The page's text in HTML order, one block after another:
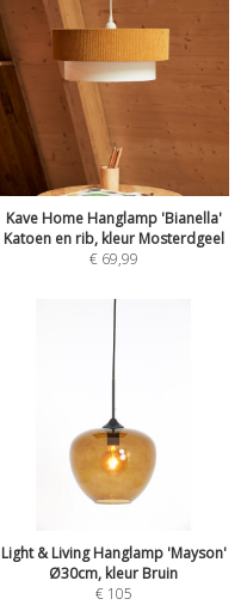
Kave Home Hanglamp 'Bianella'
Katoen en rib, kleur Mosterdgeel
€ 69,99
Light & Living Hanglamp 'Mayson'
Ø30cm, kleur Bruin
€ 105